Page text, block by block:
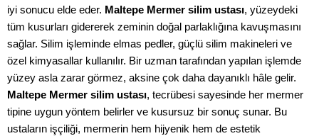
iyi sonucu elde eder. Maltepe Mermer silim ustası, yüzeydeki
tüm kusurları gidererek zeminin doğal parlaklığına kavuşmasını
sağlar. Silim işleminde elmas pedler, güçlü silim makineleri ve
özel kimyasallar kullanılır. Bir uzman tarafından yapılan işlemde
yüzey asla zarar görmez, aksine çok daha dayanıklı hâle gelir.
Maltepe Mermer silim ustası, tecrübesi sayesinde her mermer
tipine uygun yöntem belirler ve kusursuz bir sonuç sunar. Bu
ustaların işçiliği, mermerin hem hijyenik hem de estetik